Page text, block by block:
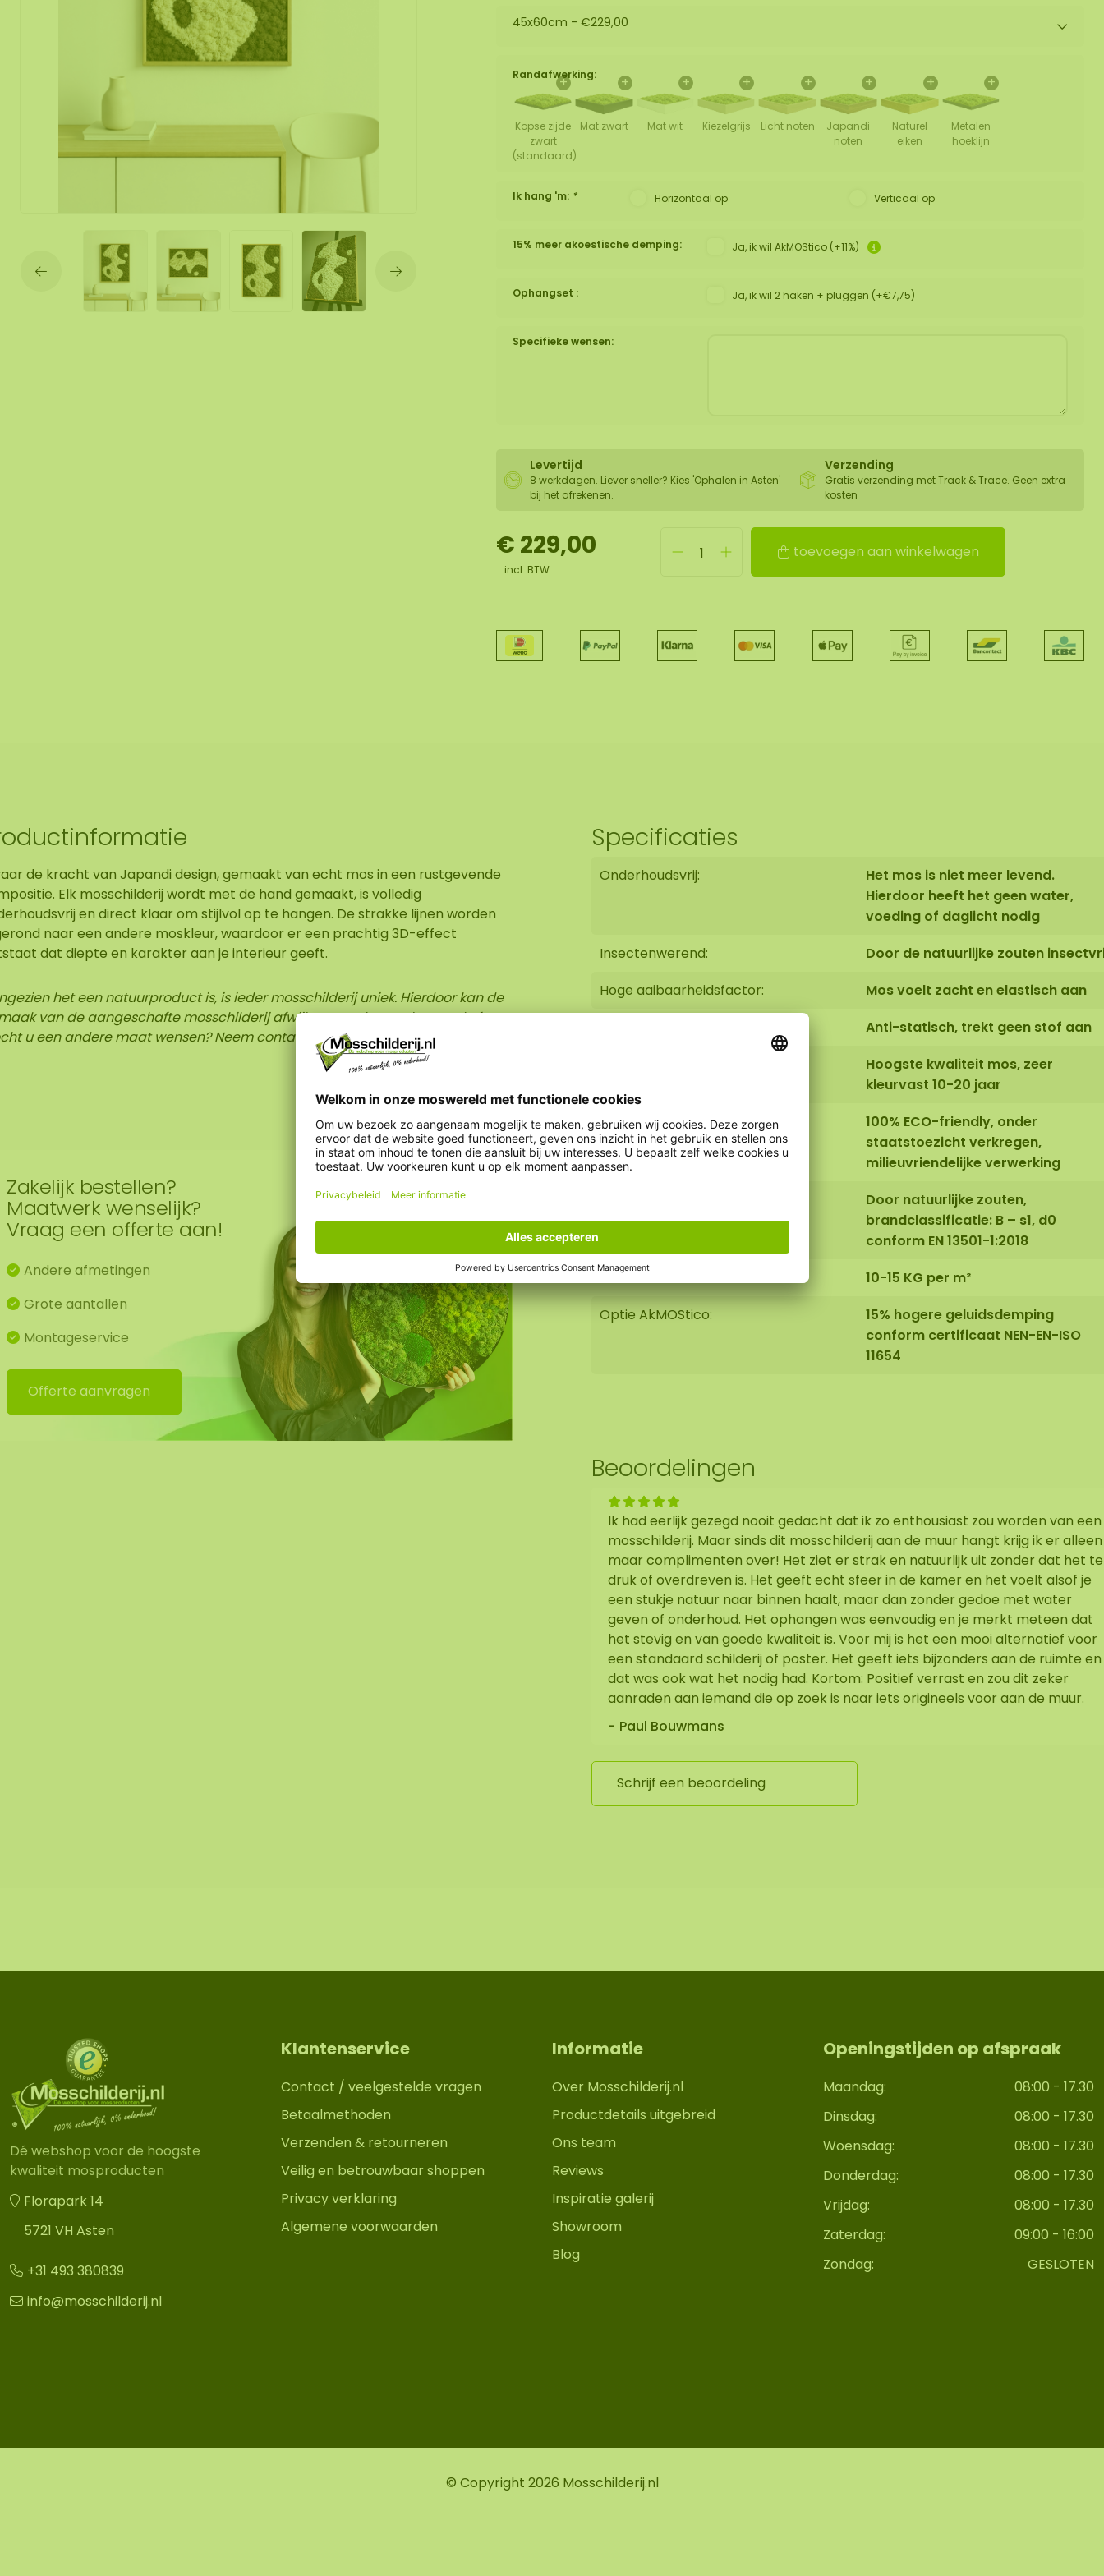
45x60cm - €229,00
Randafwerking:
+
Kopse zijde
zwart
(standaard)
+
Mat zwart
+
Mat wit
+
Kiezelgrijs
+
Licht noten
+
Japandi
noten
+
Naturel
eiken
+
Metalen
hoeklijn
Ik hang 'm: * Horizontaal op Verticaal op
15% meer akoestische demping: Ja, ik wil AkMOStico (+11%)
Ophangset : Ja, ik wil 2 haken + pluggen (+€7,75)
Specifieke wensen:
Levertijd
8 werkdagen. Liever sneller? Kies 'Ophalen in Asten'
bij het afrekenen.
Verzending
Gratis verzending met Track & Trace. Geen extra
kosten
€ 229,00
incl. BTW
toevoegen aan winkelwagen
de kracht van Japandi design, gemaakt van echt mos in een rustgevende
Elk mosschilderij wordt met de hand gemaakt, is volledig
en direct klaar om stijlvol op te hangen. De strakke lijnen worden
naar een andere moskleur, waardoor er een prachtig 3D-effect
dat diepte en karakter aan je interieur geeft.
het een natuurproduct is, is ieder mosschilderij uniek. Hierdoor kan de
van de aangeschafte mosschilderij afwijken van de geselecteerde foto.
u een andere maat wensen? Neem contact met ons op.
Zakelijk bestellen?
Maatwerk wenselijk?
Vraag een offerte aan!
Andere afmetingen
Grote aantallen
Montageservice
Offerte aanvragen
Specificaties
Onderhoudsvrij:
Het mos is niet meer levend.
Hierdoor heeft het geen water,
voeding of daglicht nodig
Insectenwerend:
Door de natuurlijke zouten
Hoge aaibaarheidsfactor:
Mos voelt zacht en elastisch aan
Anti-statisch, trekt geen stof aan
Hoogste kwaliteit mos, zeer
kleurvast 10-20 jaar
Duurzaamheid:
100% ECO-friendly, onder
staatstoezicht verkregen,
milieuvriendelijke verwerking
Door natuurlijke zouten,
brandclassificatie: B – s1, d0
conform EN 13501-1:2018
Gewicht:
10-15 KG per m²
Optie AkMOStico:
15% hogere geluidsdemping
conform certificaat NEN-EN-ISO
11654
Beoordelingen
Ik had eerlijk gezegd nooit gedacht dat ik zo enthousiast zou worden van een
mosschilderij. Maar sinds dit mosschilderij aan de muur hangt krijg ik er alleen
maar complimenten over! Het ziet er strak en natuurlijk uit zonder dat het te
druk of overdreven is. Het geeft echt sfeer in de kamer en het voelt alsof je
een stukje natuur naar binnen haalt, maar dan zonder gedoe met water
geven of onderhoud. Het ophangen was eenvoudig en je merkt meteen dat
het stevig en van goede kwaliteit is. Voor mij is het een mooi alternatief voor
een standaard schilderij of poster. Het geeft iets bijzonders aan de ruimte en
dat was ook wat het nodig had. Kortom: Positief verrast en zou dit zeker
aanraden aan iemand die op zoek is naar iets origineels voor aan de muur.
Paul Bouwmans
Schrijf een beoordeling
Dé webshop voor de hoogste
kwaliteit mosproducten
Florapark 14
5721 VH Asten
+31 493 380839
info@mosschilderij.nl
Klantenservice
Contact / veelgestelde vragen
Betaalmethoden
Verzenden & retourneren
Veilig en betrouwbaar shoppen
Privacy verklaring
Algemene voorwaarden
Informatie
Over Mosschilderij.nl
Productdetails uitgebreid
Ons team
Reviews
Inspiratie galerij
Showroom
Blog
Openingstijden op afspraak
Maandag:
08:00 - 17.30
Dinsdag:
08:00 - 17.30
Woensdag:
08:00 - 17.30
Donderdag:
08:00 - 17.30
Vrijdag:
08:00 - 17.30
Zaterdag:
09:00 - 16:00
Zondag:
GESLOTEN
© Copyright 2026 Mosschilderij.nl